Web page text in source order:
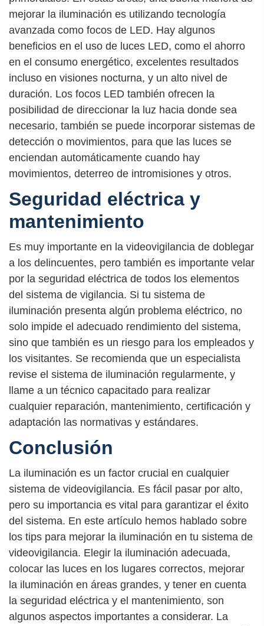
mejorar la iluminación es utilizando tecnología
avanzada como focos de LED. Hay algunos
beneficios en el uso de luces LED, como el ahorro
en el consumo energético, excelentes resultados
incluso en visiones nocturna, y un alto nivel de
duración. Los focos LED también ofrecen la
posibilidad de direccionar la luz hacia donde sea
necesario, también se puede incorporar sistemas de
detección o movimientos, para que las luces se
enciendan automáticamente cuando hay
movimientos, deterreo de intromisiones y otros.
Seguridad eléctrica y
mantenimiento
Es muy importante en la videovigilancia de doblegar
a los delincuentes, pero también es importante velar
por la seguridad eléctrica de todos los elementos
del sistema de vigilancia. Si tu sistema de
iluminación presenta algún problema eléctrico, no
solo impide el adecuado rendimiento del sistema,
sino que también es un riesgo para los empleados y
los visitantes. Se recomienda que un especialista
revise el sistema de iluminación regularmente, y
llame a un técnico capacitado para realizar
cualquier reparación, mantenimiento, certificación y
adaptación las normativas y estándares.
Conclusión
La iluminación es un factor crucial en cualquier
sistema de videovigilancia. Es fácil pasar por alto,
pero su importancia es vital para garantizar el éxito
del sistema. En este artículo hemos hablado sobre
los tips para mejorar la iluminación en tu sistema de
videovigilancia. Elegir la iluminación adecuada,
colocar las luces en los lugares correctos, mejorar
la iluminación en áreas grandes, y tener en cuenta
la seguridad eléctrica y el mantenimiento, son
algunos aspectos importantes a considerar. La